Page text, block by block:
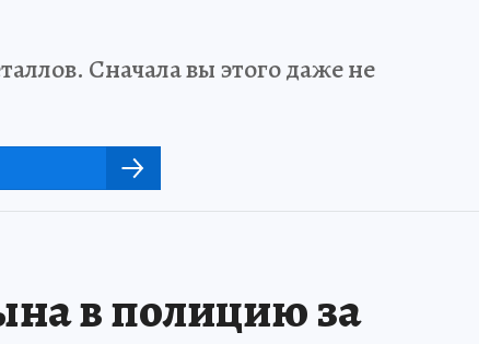
Сначала вы этого даже не
в полицию за